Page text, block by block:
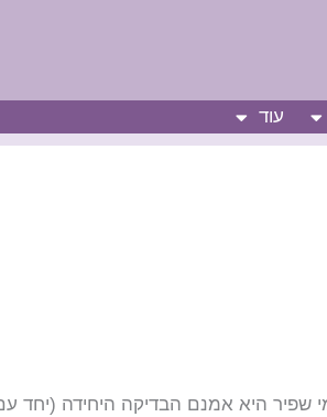
עוד
שפיר היא אמנם הבדיקה היחידה (יחד